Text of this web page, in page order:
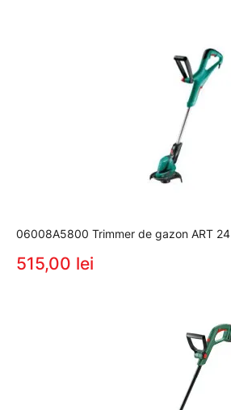
06008A5800 Trimmer de gazon ART 24
515,00 lei